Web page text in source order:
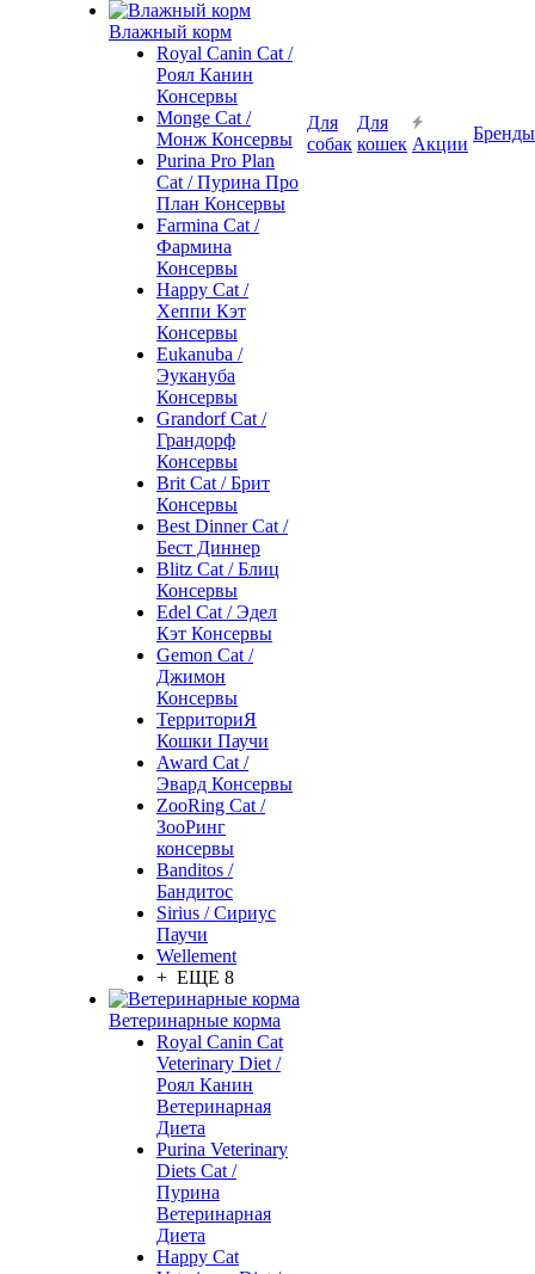
Влажный корм
Royal Canin Cat /
Роял Канин
Консервы
Monge Cat /
Монж Консервы
Purina Pro Plan
Cat / Пурина Про
План Консервы
Farmina Cat /
Фармина
Консервы
Happy Cat /
Хеппи Кэт
Консервы
Eukanuba /
Эукануба
Консервы
Grandorf Cat /
Грандорф
Консервы
Brit Cat / Брит
Консервы
Best Dinner Cat /
Бест Диннер
Blitz Cat / Блиц
Консервы
Edel Cat / Эдел
Кэт Консервы
Gemon Cat /
Джимон
Консервы
ТерриториЯ
Кошки Паучи
Award Cat /
Эвард Консервы
ZooRing Cat /
ЗооРинг
консервы
Banditos /
Бандитос
Sirius / Сириус
Паучи
Wellement
+ ЕЩЕ 8
Ветеринарные корма
Royal Canin Cat
Veterinary Diet /
Роял Канин
Ветеринарная
Диета
Purina Veterinary
Diets Cat /
Пурина
Ветеринарная
Диета
Happy Cat
Для
собак
Для
кошек Акции
Бренды